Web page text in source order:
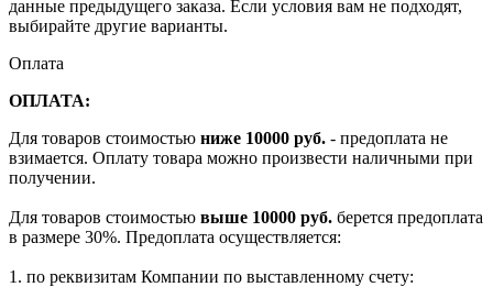
данные предыдущего заказа. Если условия вам не подходят,
выбирайте другие варианты.
Оплата
ОПЛАТА:
Для товаров стоимостью ниже 10000 руб. - предоплата не
взимается. Оплату товара можно произвести наличными при
получении.
Для товаров стоимостью выше 10000 руб. берется предоплата
в размере 30%. Предоплата осуществляется:
1. по реквизитам Компании по выставленному счету: